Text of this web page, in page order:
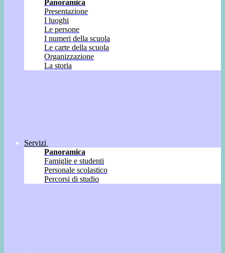
Panoramica
Presentazione
I luoghi
Le persone
I numeri della scuola
Le carte della scuola
Organizzazione
La storia
Servizi
Panoramica
Famiglie e studenti
Personale scolastico
Percorsi di studio